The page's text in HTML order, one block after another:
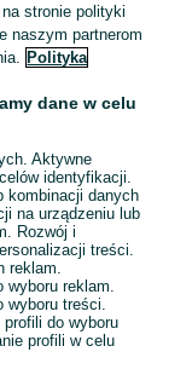
Google
stronie polityki
naszym partnerom
Polityka
dane w celu
Aktywne
identyfikacji.
kombinacji danych
na urządzeniu lub
Rozwój i
treści.
reklam.
reklam.
treści.
do wyboru
profili w celu